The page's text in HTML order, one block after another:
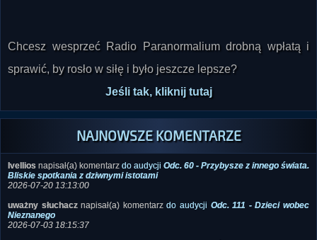
sprawić, by rosło w siłę i było jeszcze lepsze?
Jeśli tak, kliknij tutaj
NAJNOWSZE KOMENTARZE
napisał(a) komentarzdo audycjiOdc. 60 - Przybysze z innego świata.
uważny słuchacz napisał(a) komentarz
Nieznanego
K.R.napisał(a) komentarz
tajemnice. Paranormalna spowiedź